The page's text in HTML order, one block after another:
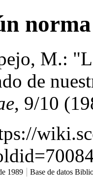
M.:
de
, 9/10
1989 Base de datos